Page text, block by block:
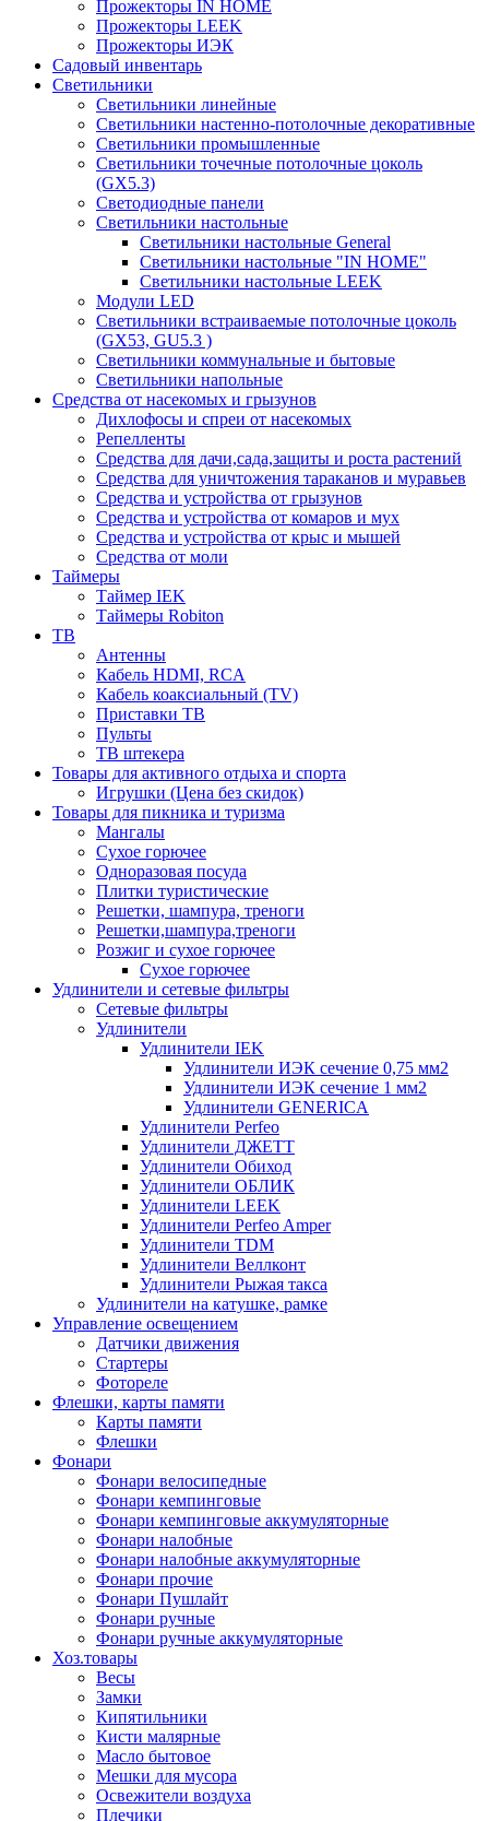
Прожекторы IN HOME
Прожекторы LEEK
Прожекторы ИЭК
Садовый инвентарь
Светильники
Светильники линейные
Светильники настенно-потолочные декоративные
Светильники промышленные
Светильники точечные потолочные цоколь
(GX5.3)
Светодиодные панели
Cветильники настольные
Светильники настольные General
Светильники настольные "IN HOME"
Светильники настольные LEEK
Модули LED
Светильники встраиваемые потолочные цоколь
(GX53, GU5.3 )
Светильники коммунальные и бытовые
Светильники напольные
Средства от насекомых и грызунов
Дихлофосы и спреи от насекомых
Репелленты
Средства для дачи,сада,защиты и роста растений
Средства для уничтожения тараканов и муравьев
Средства и устройства от грызунов
Средства и устройства от комаров и мух
Средства и устройства от крыс и мышей
Средства от моли
Таймеры
Таймер IEK
Таймеры Robiton
ТВ
Антенны
Кабель HDMI, RCA
Кабель коаксиальный (TV)
Приставки ТВ
Пульты
ТВ штекера
Товары для активного отдыха и спорта
Игрушки (Цена без скидок)
Товары для пикника и туризма
Мангалы
Сухое горючее
Одноразовая посуда
Плитки туристические
Решетки, шампура, треноги
Решетки,шампура,треноги
Розжиг и сухое горючее
Сухое горючее
Удлинители и сетевые фильтры
Сетевые фильтры
Удлинители
Удлинители IEK
Удлинители ИЭК сечение 0,75 мм2
Удлинители ИЭК сечение 1 мм2
Удлинители GENERICA
Удлинители Perfeo
Удлинители ДЖЕТТ
Удлинители Обиход
Удлинители ОБЛИК
Удлинители LEEK
Удлинители Perfeo Amper
Удлинители TDM
Удлинители Веллконт
Удлинители Рыжая такса
Удлинители на катушке, рамке
Управление освещением
Датчики движения
Стартеры
Фотореле
Флешки, карты памяти
Карты памяти
Флешки
Фонари
Фонари велосипедные
Фонари кемпинговые
Фонари кемпинговые аккумуляторные
Фонари налобные
Фонари налобные аккумуляторные
Фонари прочие
Фонари Пушлайт
Фонари ручные
Фонари ручные аккумуляторные
Хоз.товары
Весы
Замки
Кипятильники
Кисти малярные
Масло бытовое
Мешки для мусора
Освежители воздуха
Плечики